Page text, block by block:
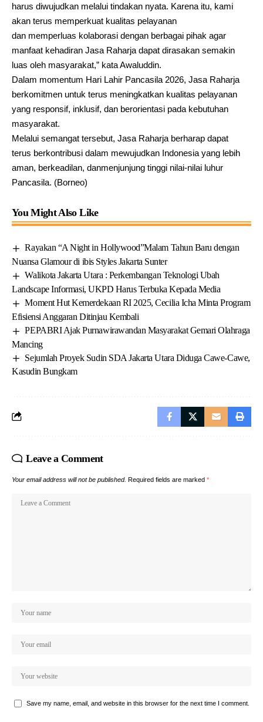
harus diwujudkan melalui tindakan nyata. Karena itu, kami
akan terus memperkuat kualitas pelayanan
dan memperluas kolaborasi dengan berbagai pihak agar
manfaat kehadiran Jasa Raharja dapat dirasakan semakin
luas oleh masyarakat,” kata Awaluddin.
Dalam momentum Hari Lahir Pancasila 2026, Jasa Raharja
berkomitmen untuk terus meningkatkan kualitas pelayanan
yang responsif, inklusif, dan berorientasi pada kebutuhan
masyarakat.
Melalui semangat tersebut, Jasa Raharja berharap dapat
terus berkontribusi dalam mewujudkan Indonesia yang lebih
aman, berkeadilan, danmenjunjung tinggi nilai-nilai luhur
Pancasila. (Borneo)
You Might Also Like
Rayakan “A Night in Hollywood”Malam Tahun Baru dengan
Nuansa Glamour di ibis Styles Jakarta Sunter
Walikota Jakarta Utara : Perkembangan Teknologi Ubah
Landscape Informasi, UKPD Harus Terbuka Kepada Media
Moment Hut Kemerdekaan RI 2025, Cecilia Icha Minta Program
Efisiensi Anggaran Ditinjau Kembali
PEPABRI Ajak Purnawirawandan Masyarakat Gemari Olahraga
Mancing
Sejumlah Proyek Sudin SDA Jakarta Utara Diduga Cawe-Cawe,
Kasudin Bungkam
Leave a Comment
Your email address will not be published. Required fields are marked *
Save my name, email, and website in this browser for the next time I comment.